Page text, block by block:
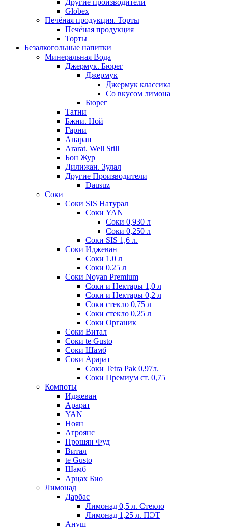
Другие производители
Globex
Печёная продукция. Торты
Печёная продукция
Торты
Безалкогольные напитки
Минеральная Вода
Джермук. Бюрег
Джермук
Джермук классика
Со вкусом лимона
Бюрег
Татни
Бжни. Ной
Гарни
Апаран
Ararat. Well Still
Бон Жур
Дилижан. Зулал
Другие Производители
Dausuz
Соки
Соки SIS Натурал
Соки YAN
Соки 0,930 л
Соки 0,250 л
Соки SIS 1,6 л.
Соки Иджеван
Соки 1.0 л
Соки 0.25 л
Соки Noyan Premium
Соки и Нектары 1,0 л
Соки и Нектары 0,2 л
Соки стекло 0,75 л
Соки стекло 0,25 л
Соки Органик
Соки Витал
Соки te Gusto
Соки Шамб
Соки Арарат
Соки Tetra Pak 0,97л.
Соки Премиум ст. 0,75
Компоты
Иджеван
Арарат
YAN
Ноян
Агроянс
Прошян Фуд
Витал
te Gusto
Шамб
Арцах Био
Лимонад
Дарбас
Лимонад 0,5 л. Стекло
Лимонад 1,25 л. ПЭТ
Ануш